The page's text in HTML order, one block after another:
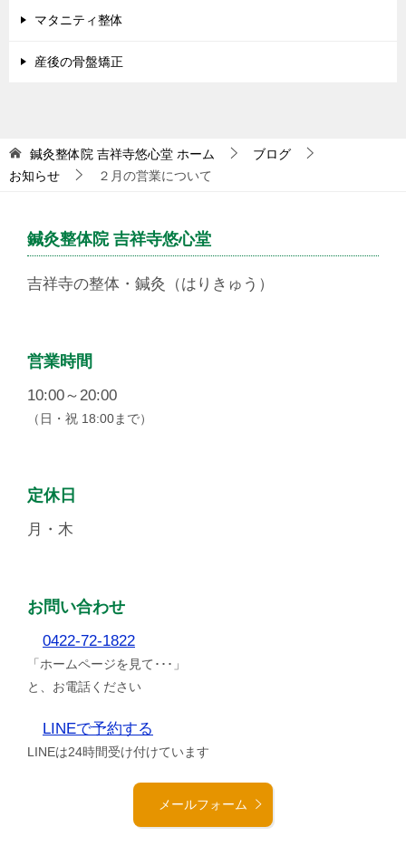
マタニティ整体
産後の骨盤矯正
鍼灸整体院 吉祥寺悠心堂 ホーム
ブログ
お知らせ
２月の営業について
鍼灸整体院 吉祥寺悠心堂
吉祥寺の整体・鍼灸（はりきゅう）
営業時間
10:00～20:00
（日・祝 18:00まで）
定休日
月・木
お問い合わせ
0422-72-1822
「ホームページを見て･･･」
と、お電話ください
LINEで予約する
LINEは24時間受け付けています
メールフォーム